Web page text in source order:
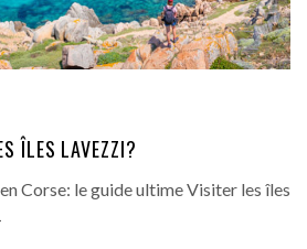
ÎLES LAVEZZI?
Corse: le guide ultime Visiter les îles